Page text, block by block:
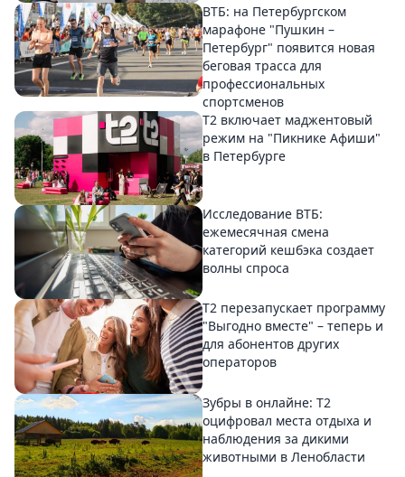
ВТБ: на Петербургском
марафоне "Пушкин –
Петербург" появится новая
беговая трасса для
профессиональных
спортсменов
Т2 включает маджентовый
режим на "Пикнике Афиши"
в Петербурге
Исследование ВТБ:
ежемесячная смена
категорий кешбэка создает
волны спроса
Т2 перезапускает программу
"Выгодно вместе" – теперь и
для абонентов других
операторов
Зубры в онлайне: Т2
оцифровал места отдыха и
наблюдения за дикими
животными в Ленобласти